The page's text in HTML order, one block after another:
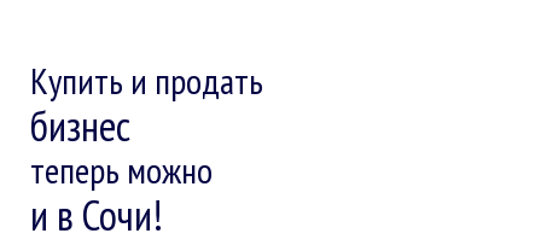
Купить и продать
бизнес
теперь можно
и в Сочи!